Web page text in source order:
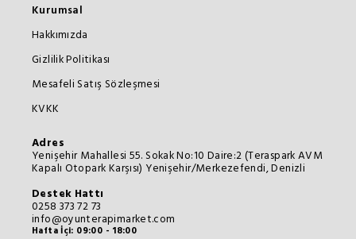
Kurumsal
Hakkımızda
Gizlilik Politikası
Mesafeli Satış Sözleşmesi
KVKK
Adres
Yenişehir Mahallesi 55. Sokak No:10 Daire:2 (Teraspark AVM
Kapalı Otopark Karşısı) Yenişehir/Merkezefendi, Denizli
Destek Hattı
0258 373 72 73
info@oyunterapimarket.com
Hafta İçi: 09:00 - 18:00